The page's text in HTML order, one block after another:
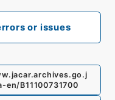
or issues
en/B11100731700